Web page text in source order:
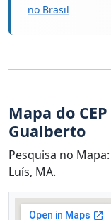
no Brasil
Mapa do
Gualberto
Pesquisa no
Luís, MA.